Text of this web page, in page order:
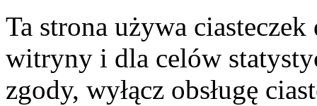
Ta strona używa
witryny i dla celów
zgody, wyłącz obsługę